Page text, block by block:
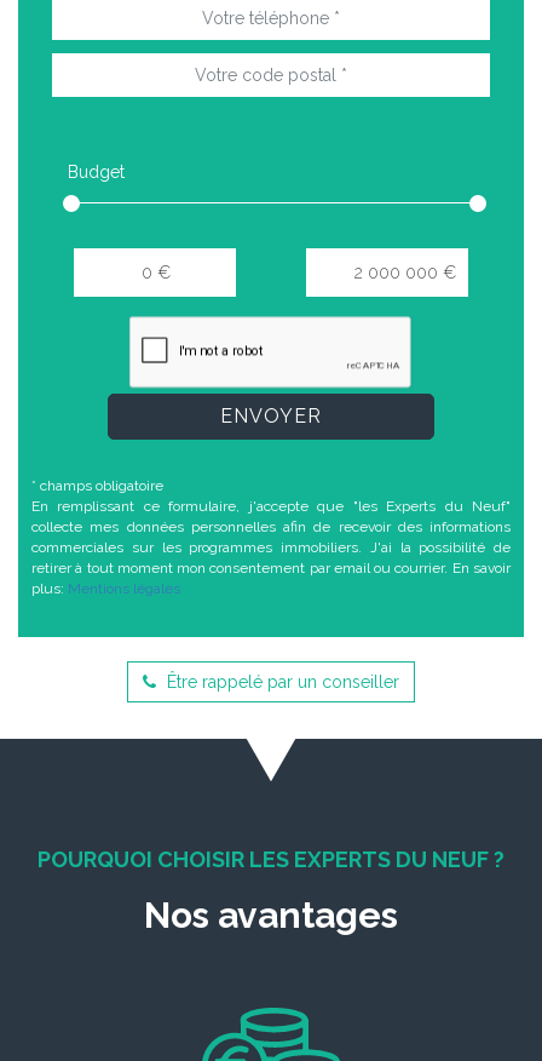
Budget
ENVOYER
* champs obligatoire
En remplissant ce formulaire, j'accepte que "les Experts du Neuf"
collecte mes données personnelles afin de recevoir des informations
commerciales sur les programmes immobiliers. J'ai la possibilité de
retirer à tout moment mon consentement par email ou courrier. En savoir
plus: Mentions légales
Être rappelé par un conseiller
POURQUOI CHOISIR LES EXPERTS DU NEUF ?
Nos avantages